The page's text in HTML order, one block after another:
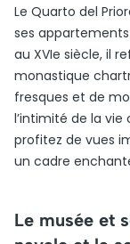
Le Quarto del
ses
au XVIe siècle, il
monastique
fresques et de
l’intimité de la
profitez de vues
un cadre
Le musée et